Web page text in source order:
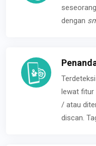
dengan
lewat fitur
/ atau
discan.